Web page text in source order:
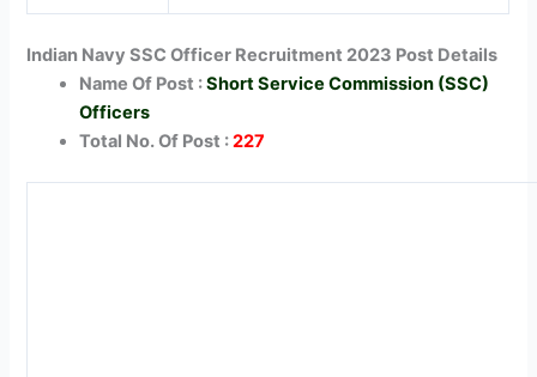
Indian Navy SSC Officer Recruitment 2023 Post Details
Name Of Post :Short Service Commission (SSC)
Officers
Total No. Of Post :227